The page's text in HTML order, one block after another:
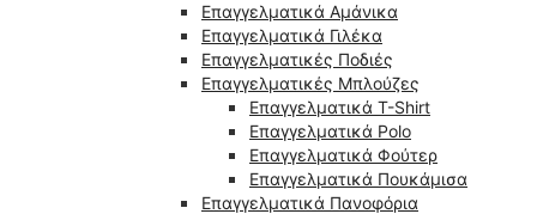
Επαγγελματικά Αμάνικα
Επαγγελματικά Γιλέκα
Επαγγελματικές Ποδιές
Επαγγελματικές Μπλούζες
Επαγγελματικά T-Shirt
Επαγγελματικά Polo
Επαγγελματικά Φούτερ
Επαγγελματικά Πουκάμισα
Επαγγελματικά Πανοφόρια